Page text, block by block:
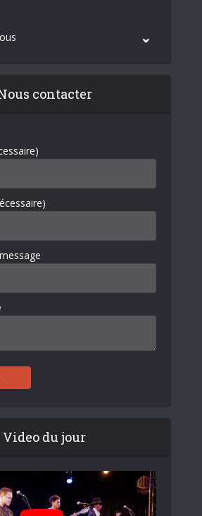
contacter
Video du jour